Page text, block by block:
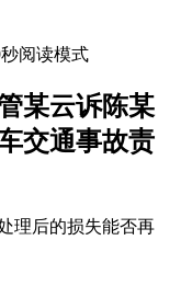
阅读模式
某云诉陈某
交通事故责
理后的损失能否再